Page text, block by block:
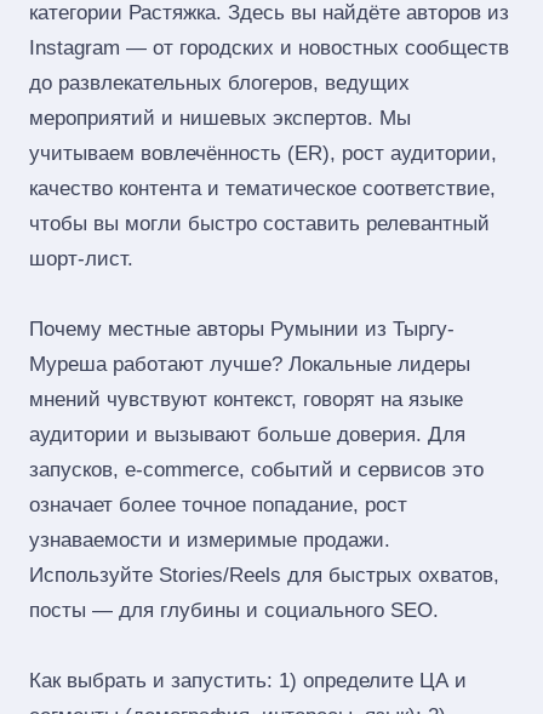
категории Растяжка. Здесь вы найдёте авторов из
Instagram — от городских и новостных сообществ
до развлекательных блогеров, ведущих
мероприятий и нишевых экспертов. Мы
учитываем вовлечённость (ER), рост аудитории,
качество контента и тематическое соответствие,
чтобы вы могли быстро составить релевантный
шорт‑лист.
Почему местные авторы Румынии из Тыргу-
Муреша работают лучше? Локальные лидеры
мнений чувствуют контекст, говорят на языке
аудитории и вызывают больше доверия. Для
запусков, e‑commerce, событий и сервисов это
означает более точное попадание, рост
узнаваемости и измеримые продажи.
Используйте Stories/Reels для быстрых охватов,
посты — для глубины и социального SEO.
Как выбрать и запустить: 1) определите ЦА и